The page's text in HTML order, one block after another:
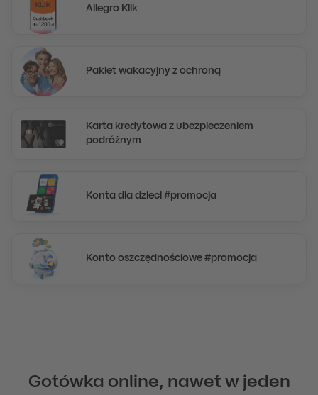
Allegro Klik
Pakiet wakacyjny z ochroną
Karta kredytowa z ubezpieczeniem
podróżnym
Konta dla dzieci #promocja
Konto oszczędnościowe #promocja
Gotówka online, nawet w jeden